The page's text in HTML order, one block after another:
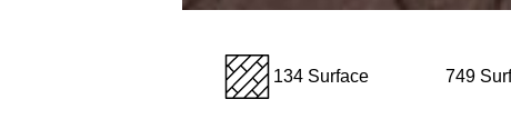
134 Surface 749